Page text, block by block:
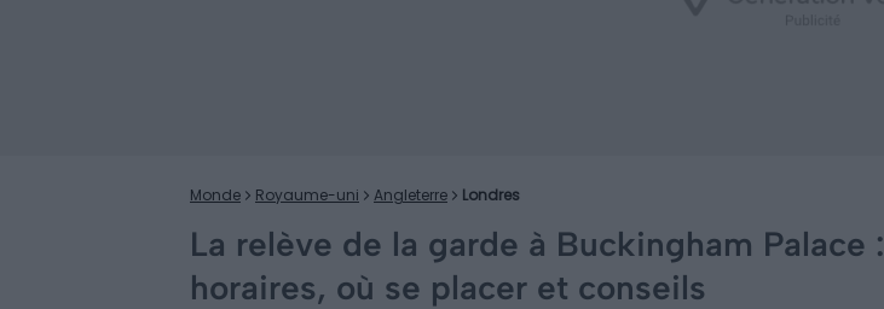
Monde Royaume-uni Angleterre Londres
La relève de la garde à Buckingham Palace :
horaires, où se placer et conseils